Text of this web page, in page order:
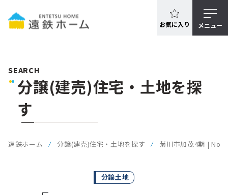
お気に入り メニュー
SEARCH
分譲(建売)住宅・土地を探
す
遠鉄ホーム 分譲(建売)住宅・土地を探す 菊川市加茂4期 | No.1
分譲土地